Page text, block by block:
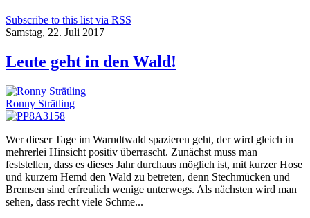
Subscribe to this list via RSS
Samstag, 22. Juli 2017
Leute geht in den Wald!
Ronny Strätling
Wer dieser Tage im Warndtwald spazieren geht, der wird gleich in
mehrerlei Hinsicht positiv überrascht. Zunächst muss man
feststellen, dass es dieses Jahr durchaus möglich ist, mit kurzer Hose
und kurzem Hemd den Wald zu betreten, denn Stechmücken und
Bremsen sind erfreulich wenige unterwegs. Als nächsten wird man
sehen, dass recht viele Schme...